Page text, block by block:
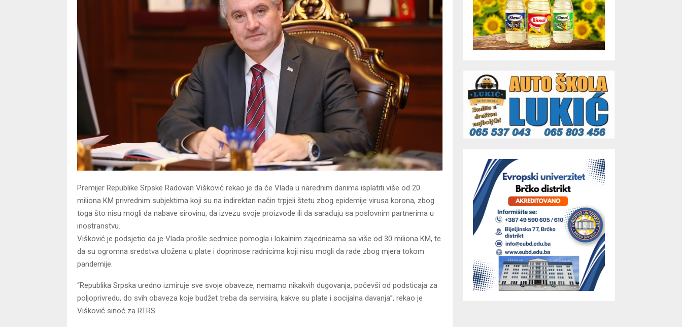
Premijer Republike Srpske Radovan Višković rekao je da će Vlada u narednim danima isplatiti više od 20
miliona KM privrednim subjektima koji su na indirektan način trpjeli štetu zbog epidemije virusa korona, zbog
toga što nisu mogli da nabave sirovinu, da izvezu svoje proizvode ili da sarađuju sa poslovnim partnerima u
inostranstvu.
Višković je podsjetio da je Vlada prošle sedmice pomogla i lokalnim zajednicama sa više od 30 miliona KM, te
da su ogromna sredstva uložena u plate i doprinose radnicima koji nisu mogli da rade zbog mjera tokom
pandemije.
“Republika Srpska uredno izmiruje sve svoje obaveze, nemamo nikakvih dugovanja, počevši od podsticaja za
poljoprivredu, do svih obaveza koje budžet treba da servisira, kakve su plate i socijalna davanja”, rekao je
Višković sinoć za RTRS.